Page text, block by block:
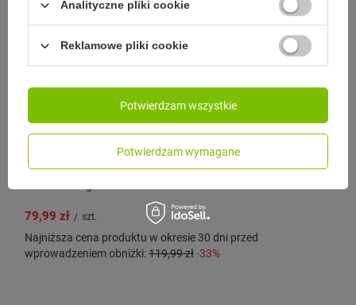
Kubek termiczny na kawę Contigo Huron 2.0 470ml -
79,99 zł / szt.
Najniższa cena produktu w okresie 30 dni przed
wprowadzeniem obniżki:119,99 zł-33%
Analityczne pliki cookie
Reklamowe pliki cookie
Potwierdzam wymagane
Potwierdzam wszystkie